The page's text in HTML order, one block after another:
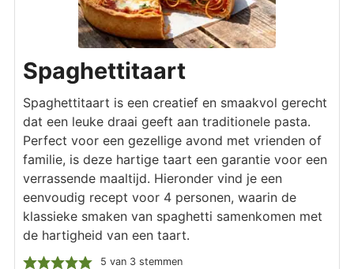
Spaghettitaart
Spaghettitaart is een creatief en smaakvol gerecht
dat een leuke draai geeft aan traditionele pasta.
Perfect voor een gezellige avond met vrienden of
familie, is deze hartige taart een garantie voor een
verrassende maaltijd. Hieronder vind je een
eenvoudig recept voor 4 personen, waarin de
klassieke smaken van spaghetti samenkomen met
de hartigheid van een taart.
5 van 3stemmen